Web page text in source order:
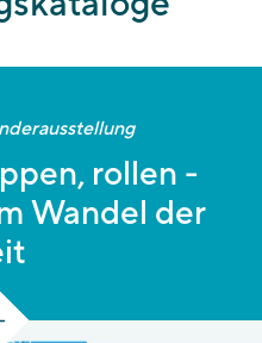
rollen -
Wandel der
zeigt mehr als 60
Fast alle mit einer
geht’s auch um die
einer Reise stehen: